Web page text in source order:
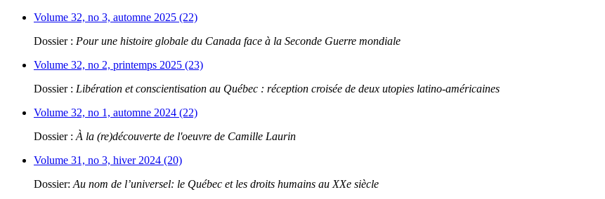
Volume 32, no 3, automne 2025 (22)
Dossier : Pour une histoire globale du Canada face à la Seconde Guerre mondiale
Volume 32, no 2, printemps 2025 (23)
Dossier : Libération et conscientisation au Québec : réception croisée de deux utopies latino-américaines
Volume 32, no 1, automne 2024 (22)
Dossier : À la (re)découverte de l'oeuvre de Camille Laurin
Volume 31, no 3, hiver 2024 (20)
Dossier: Au nom de l’universel: le Québec et les droits humains au XXe siècle